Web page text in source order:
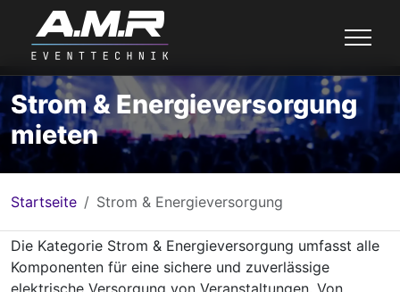
Strom & Energieversorgung
mieten
Startseite Strom & Energieversorgung
Die Kategorie Strom & Energieversorgung umfasst alle
Komponenten für eine sichere und zuverlässige
elektrische Versorgung von Veranstaltungen. Von